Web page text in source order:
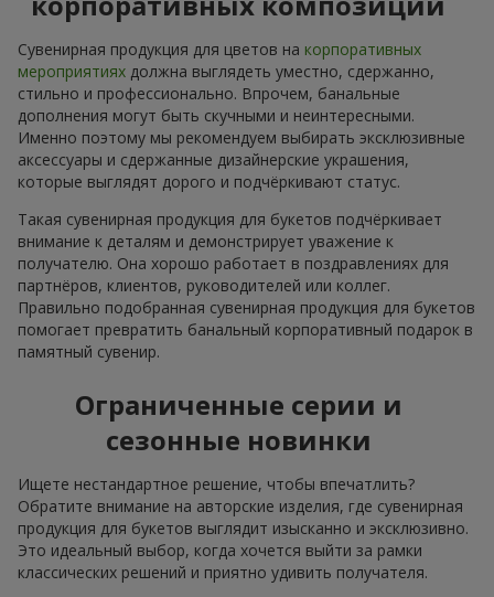
Сувенирная продукция для цветов на корпоративных
мероприятиях должна выглядеть уместно, сдержанно,
стильно и профессионально. Впрочем, банальные
дополнения могут быть скучными и неинтересными.
Именно поэтому мы рекомендуем выбирать эксклюзивные
аксессуары и сдержанные дизайнерские украшения,
которые выглядят дорого и подчёркивают статус.
Такая сувенирная продукция для букетов подчёркивает
внимание к деталям и демонстрирует уважение к
получателю. Она хорошо работает в поздравлениях для
партнёров, клиентов, руководителей или коллег.
Правильно подобранная сувенирная продукция для букетов
помогает превратить банальный корпоративный подарок в
памятный сувенир.
Ограниченные серии и
сезонные новинки
Ищете нестандартное решение, чтобы впечатлить?
Обратите внимание на авторские изделия, где сувенирная
продукция для букетов выглядит изысканно и эксклюзивно.
Это идеальный выбор, когда хочется выйти за рамки
классических решений и приятно удивить получателя.